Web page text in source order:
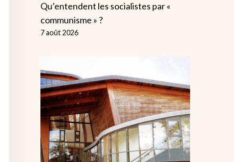
Qu’entendent les socialistes par «
communisme » ?
7 août 2026